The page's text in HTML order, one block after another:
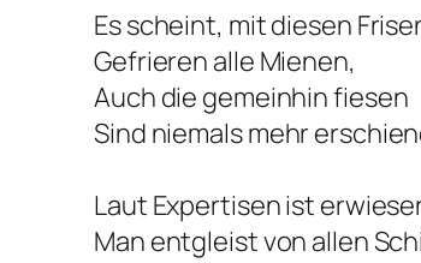
Es scheint, mit diesen
Gefrieren alle Mienen,
Auch die gemeinhin fiesen
Sind niemals mehr
Laut Expertisen ist
Man entgleist von allen